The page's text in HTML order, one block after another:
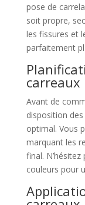
pose de
soit propre,
les fissures et
parfaitement
carreaux
Avant de
disposition
optimal. Vous
marquant les
final.
couleurs pour